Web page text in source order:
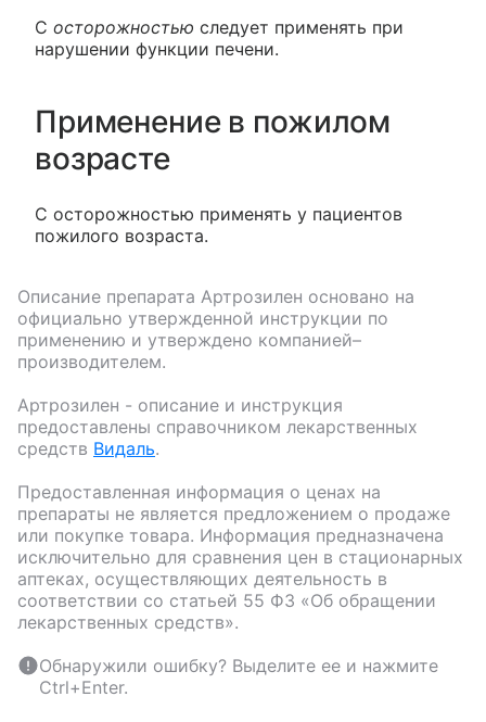
С осторожностью следует применять при
нарушении функции печени.
Применение в пожилом
возрасте
С осторожностью применять у пациентов
пожилого возраста.
Описание препарата Артрозилен основано на
официально утвержденной инструкции по
применению и утверждено компанией–
производителем.
Артрозилен - описание и инструкция
предоставлены справочником лекарственных
средств Видаль.
Предоставленная информация о ценах на
препараты не является предложением о продаже
или покупке товара. Информация предназначена
исключительно для сравнения цен в стационарных
аптеках, осуществляющих деятельность в
соответствии со статьей 55 ФЗ «Об обращении
лекарственных средств».
Обнаружили ошибку? Выделите ее и нажмите
Ctrl+Enter.